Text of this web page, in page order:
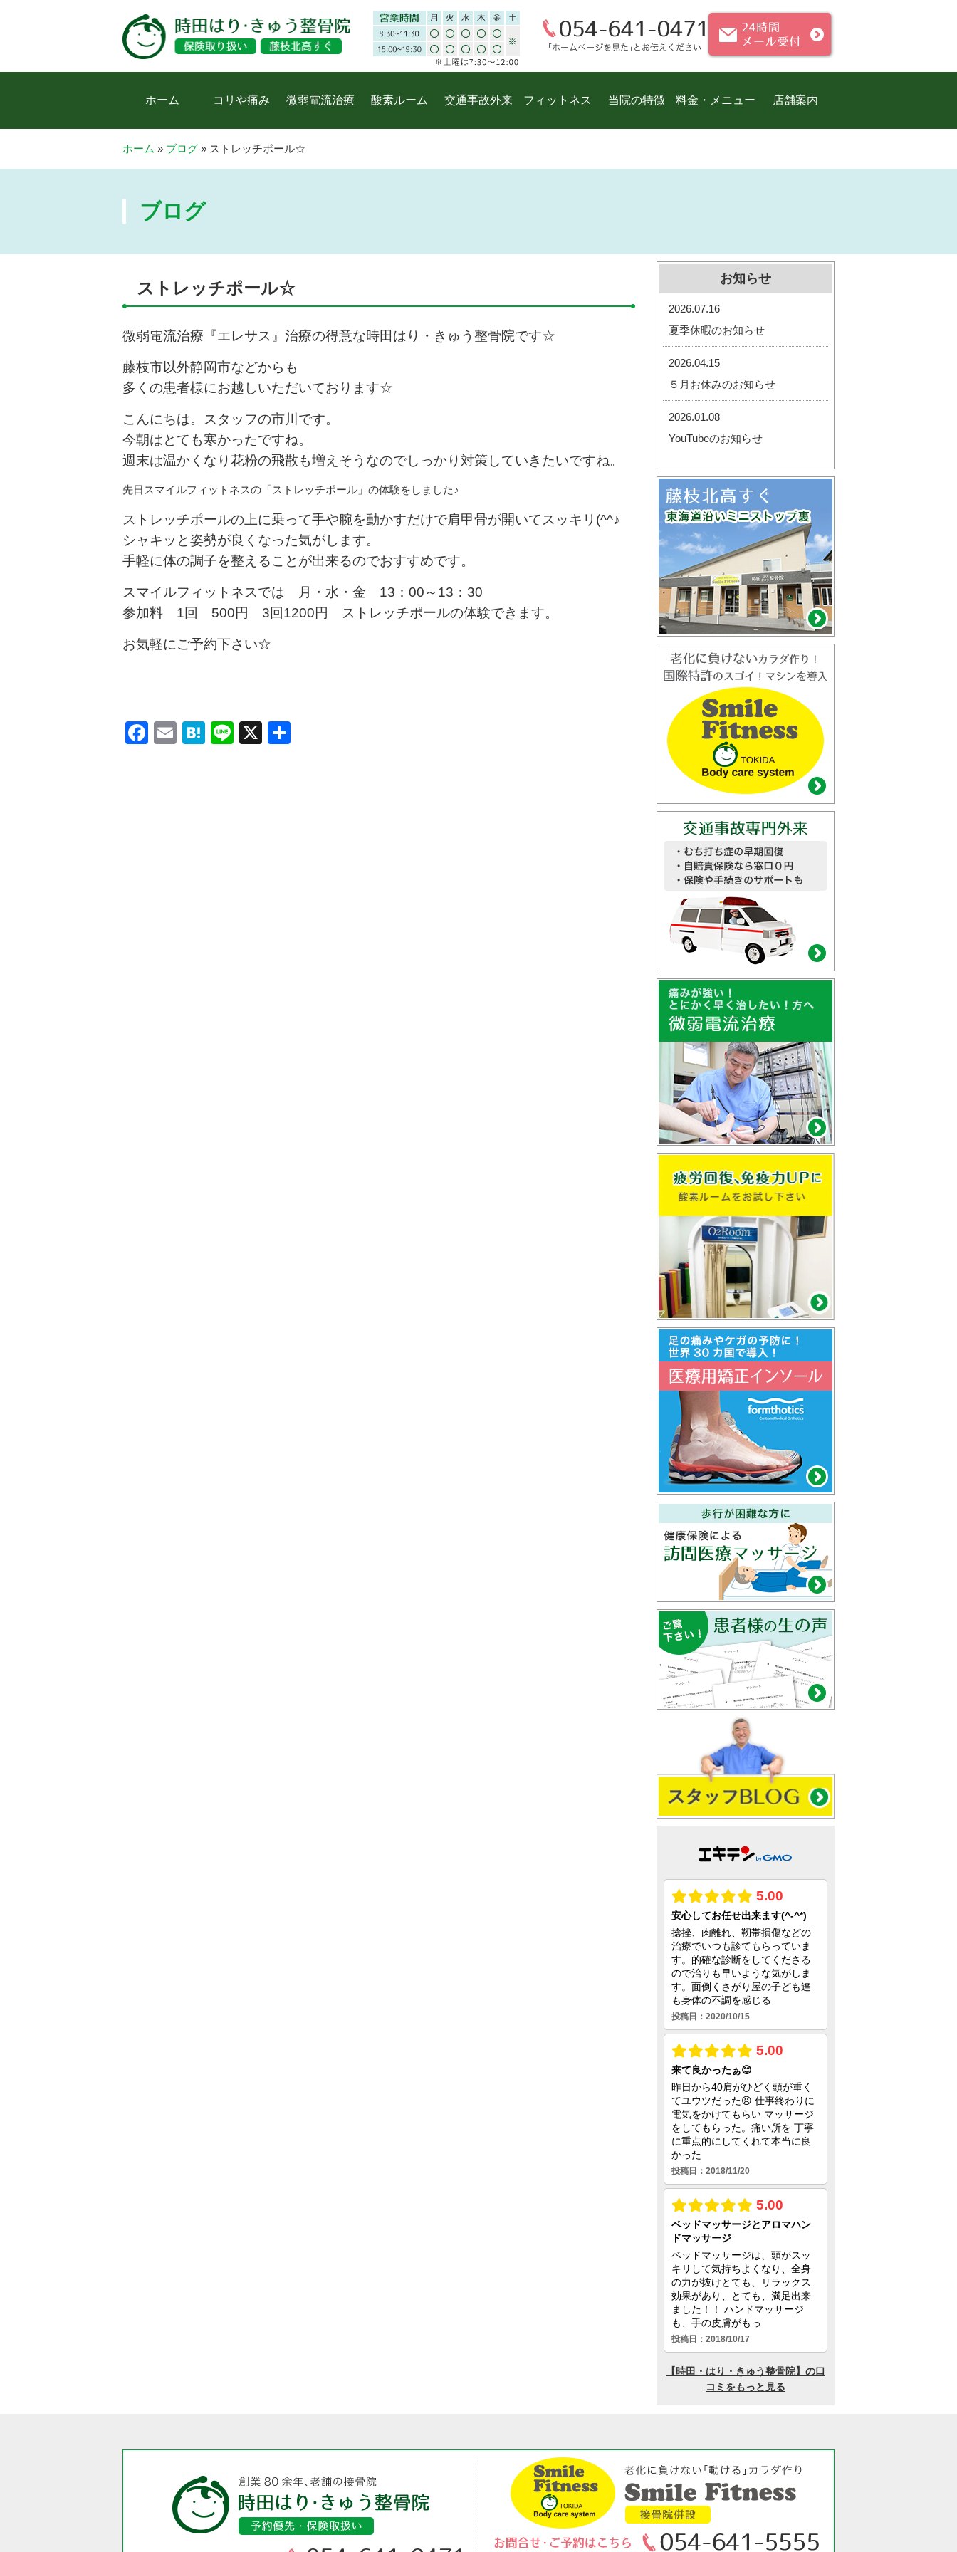
ホーム コリや痛み 微弱電流治療 酸素ルーム 交通事故外来 フィットネス 当院の特徴 料金・メニュー 店舗案内
ホーム » ブログ » ストレッチポール☆
ブログ
ストレッチポール☆
微弱電流治療『エレサス』治療の得意な時田はり・きゅう整骨院です☆
藤枝市以外静岡市などからも
多くの患者様にお越しいただいております☆
こんにちは。スタッフの市川です。
今朝はとても寒かったですね。
週末は温かくなり花粉の飛散も増えそうなのでしっかり対策していきたいですね。
先日スマイルフィットネスの「ストレッチポール」の体験をしました♪
ストレッチポールの上に乗って手や腕を動かすだけで肩甲骨が開いてスッキリ(^^♪
シャキッと姿勢が良くなった気がします。
手軽に体の調子を整えることが出来るのでおすすめです。
スマイルフィットネスでは 月・水・金 13：00～13：30
参加料 1回 500円 3回1200円 ストレッチポールの体験できます。
お気軽にご予約下さい☆
Facebook
EmailHatena
Line
X
お知らせ
2026.07.16
夏季休暇のお知らせ
2026.04.15
５月お休みのお知らせ
2026.01.08
YouTubeのお知らせ